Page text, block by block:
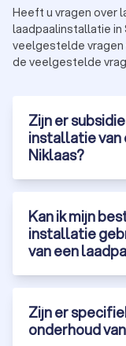
Heeft u vragen over
laadpaalinstallatie in
veelgestelde vragen
de veelgestelde
Zijn er
installatie van
Niklaas?
Kan ik mijn
installatie
van een
Zijn er
onderhoud